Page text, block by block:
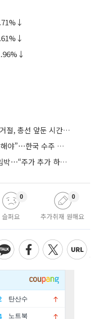
총선 앞둔 시간 끌기”
백악관 “전투함 등 4척 해외 건조해야”⋯한국 수주 기대
스페이스X 1차 '보호예수 해제' 임박⋯“주가 추가 하락 가능성”
슬퍼요
0
추가취재 원해요
0